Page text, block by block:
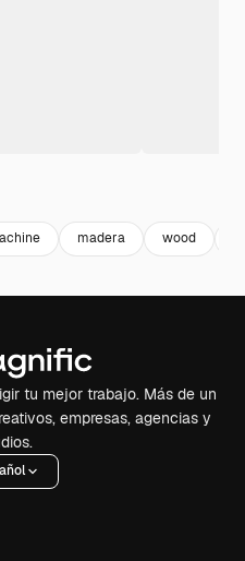
madera wood
tu mejor trabajo. Más de un
empresas, agencias y